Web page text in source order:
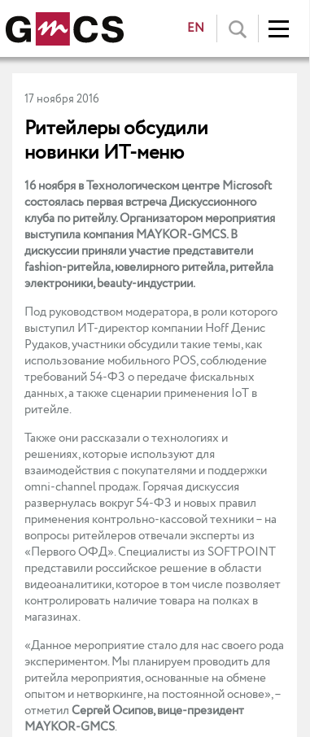
EN
17 ноября 2016
Ритейлеры обсудили
новинки ИТ-меню
16 ноября в Технологическом центре Microsoft
состоялась первая встреча Дискуссионного
клуба по ритейлу. Организатором мероприятия
выступила компания MAYKOR-GMCS. В
дискуссии приняли участие представители
fashion-ритейла, ювелирного ритейла, ритейла
электроники, beauty-индустрии.
Под руководством модератора, в роли которого
выступил ИТ-директор компании Hoff Денис
Рудаков, участники обсудили такие темы, как
использование мобильного POS, соблюдение
требований 54-ФЗ о передаче фискальных
данных, а также сценарии применения IoT в
ритейле.
Также они рассказали о технологиях и
решениях, которые используют для
взаимодействия с покупателями и поддержки
omni-channel продаж. Горячая дискуссия
развернулась вокруг 54-ФЗ и новых правил
применения контрольно-кассовой техники – на
вопросы ритейлеров отвечали эксперты из
«Первого ОФД». Специалисты из SOFTPOINT
представили российское решение в области
видеоаналитики, которое в том числе позволяет
контролировать наличие товара на полках в
магазинах.
«Данное мероприятие стало для нас своего рода
экспериментом. Мы планируем проводить для
ритейла мероприятия, основанные на обмене
опытом и нетворкинге, на постоянной основе», –
отметилСергей Осипов, вице-президент
MAYKOR-GMCS.